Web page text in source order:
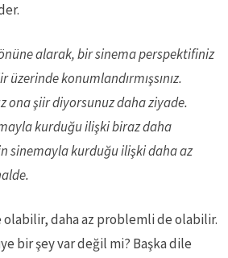
alarak, bir sinema perspektifiniz
üzerinde konumlandırmışsınız.
ona şiir diyorsunuz daha ziyade.
kurduğu ilişki biraz daha
sinemayla kurduğu ilişki daha az
daha az problemli de olabilir.
bir şey var değil mi? Başka dile